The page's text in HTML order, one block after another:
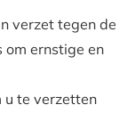
verzet tegen de
ernstige en
u te verzetten